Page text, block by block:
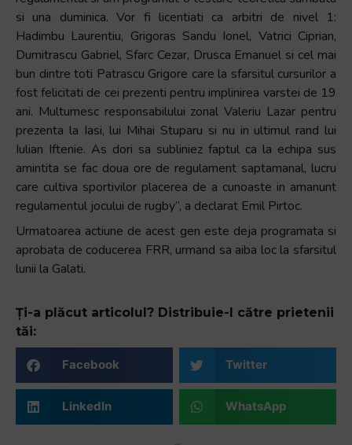
si una duminica. Vor fi licentiati ca arbitri de nivel 1:
Hadimbu Laurentiu, Grigoras Sandu Ionel, Vatrici Ciprian,
Dumitrascu Gabriel, Sfarc Cezar, Drusca Emanuel si cel mai
bun dintre toti Patrascu Grigore care la sfarsitul cursurilor a
fost felicitati de cei prezenti pentru implinirea varstei de 19
ani. Multumesc responsabilului zonal Valeriu Lazar pentru
prezenta la Iasi, lui Mihai Stuparu si nu in ultimul rand lui
Iulian Iftenie. As dori sa subliniez faptul ca la echipa sus
amintita se fac doua ore de regulament saptamanal, lucru
care cultiva sportivilor placerea de a cunoaste in amanunt
regulamentul jocului de rugby”, a declarat Emil Pirtoc.
Urmatoarea actiune de acest gen este deja programata si
aprobata de coducerea FRR, urmand sa aiba loc la sfarsitul
lunii la Galati.
Ți-a plăcut articolul? Distribuie-l către prietenii
tăi:
Facebook Twitter
LinkedIn WhatsApp